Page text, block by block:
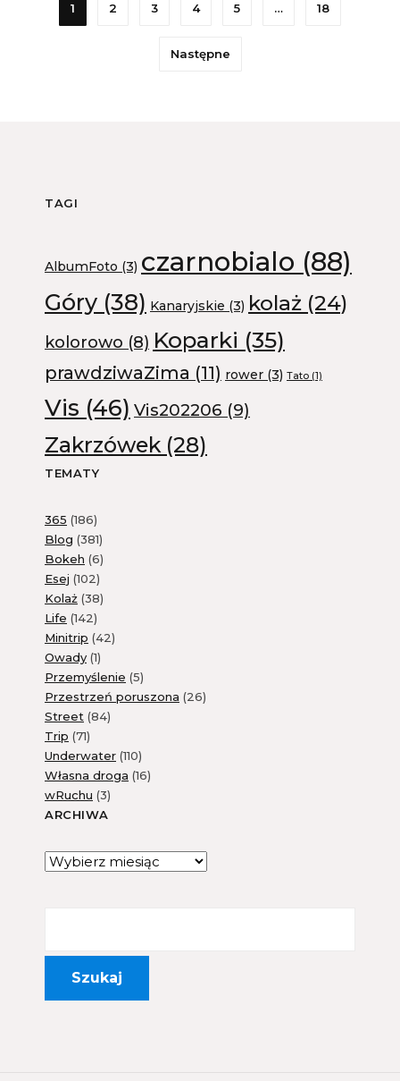
1 2 3 4 5 … 18
Następne
TAGI
AlbumFoto (3) czarnobialo (88)
Góry (38) Kanaryjskie (3) kolaż (24)
kolorowo (8) Koparki (35)
prawdziwaZima (11) rower (3) Tato (1)
Vis (46) Vis202206 (9)
Zakrzówek(28)
TEMATY
365 (186)
Blog (381)
Bokeh (6)
Esej (102)
Kolaż (38)
Life (142)
Minitrip (42)
Owady (1)
Przemyślenie (5)
Przestrzeń poruszona (26)
Street (84)
Trip (71)
Underwater (110)
Własna droga (16)
wRuchu (3)
ARCHIWA